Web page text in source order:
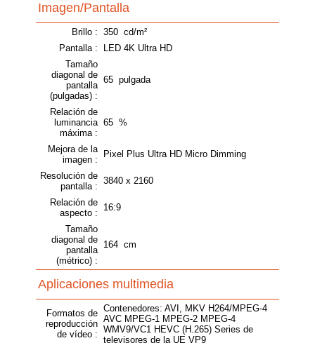
Imagen/Pantalla
Brillo : 350 cd/m²
Pantalla :
LED 4K Ultra HD
Tamaño
diagonal de
pantalla
(pulgadas) :
65 pulgada
Relación de
luminancia
máxima :
65 %
Mejora de la
imagen :
Pixel Plus Ultra HD Micro Dimming
Resolución de
pantalla :
3840 x 2160
Relación de
aspecto :
16:9
Tamaño
diagonal de
pantalla
(métrico) :
164 cm
Aplicaciones multimedia
Formatos de
reproducción
de vídeo :
Contenedores: AVI, MKV H264/MPEG-4
AVC MPEG-1 MPEG-2 MPEG-4
WMV9/VC1 HEVC (H.265) Series de
televisores de la UE VP9